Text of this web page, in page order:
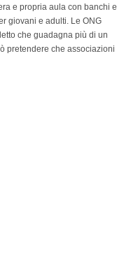
e propria aula con banchi e
giovani e adulti. Le ONG
che guadagna più di un
pretendere che associazioni